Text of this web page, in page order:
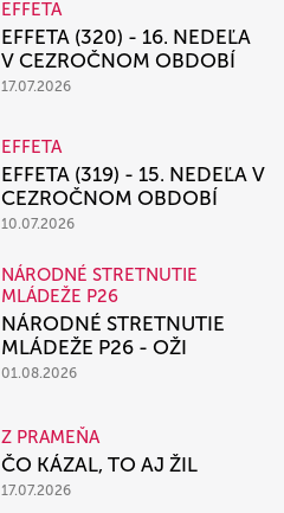
EFFETA
EFFETA (320) - 16. NEDEĽA
V CEZROČNOM OBDOBÍ
17.07.2026
EFFETA
EFFETA (319) - 15. NEDEĽA V
CEZROČNOM OBDOBÍ
10.07.2026
NÁRODNÉ STRETNUTIE
MLÁDEŽE P26
NÁRODNÉ STRETNUTIE
MLÁDEŽE P26 - OŽI
01.08.2026
Z PRAMEŇA
ČO KÁZAL, TO AJ ŽIL
17.07.2026